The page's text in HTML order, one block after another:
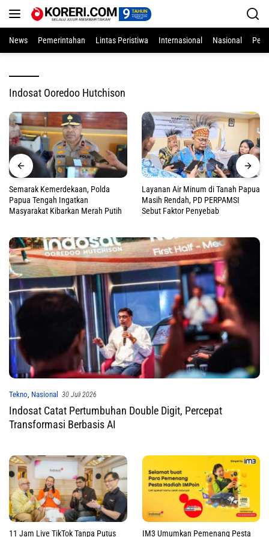
News
Pemerintahan Lintas Peristiwa Internasional Nasional
Indosat Ooredoo Hutchison
Semarak Kemerdekaan, Polda
Papua Tengah Ingatkan
Masyarakat Kibarkan Merah Putih
Layanan Air Minum di Tanah Papua
Masih Rendah, PD PERPAMSI
Sebut Faktor Penyebab
Tekno, Nasional 30 Juli 2026
Indosat Catat Pertumbuhan Double Digit, Percepat
Transformasi Berbasis AI
11 Jam Live TikTok Tanpa Putus
IM3 Umumkan Pemenang Pesta